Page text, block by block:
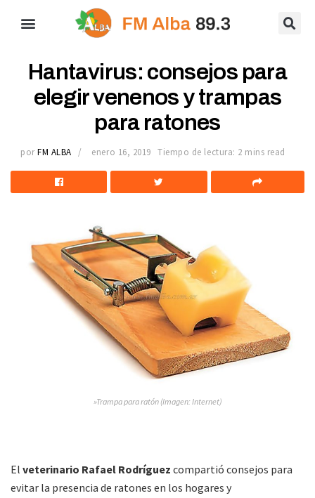
Hantavirus: consejos para
elegir venenos y trampas
para ratones
por FM ALBA enero 16, 2019 Tiempo de lectura: 2 mins read
»Trampa para ratón (Imagen: Internet)
El veterinario Rafael Rodríguez compartió consejos para
evitar la presencia de ratones en los hogares y